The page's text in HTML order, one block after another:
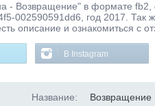
- Возвращение" в формате
002590591dd6, год 2017. Так
описание и ознакомиться с
В Instagram
Название: Возвращение